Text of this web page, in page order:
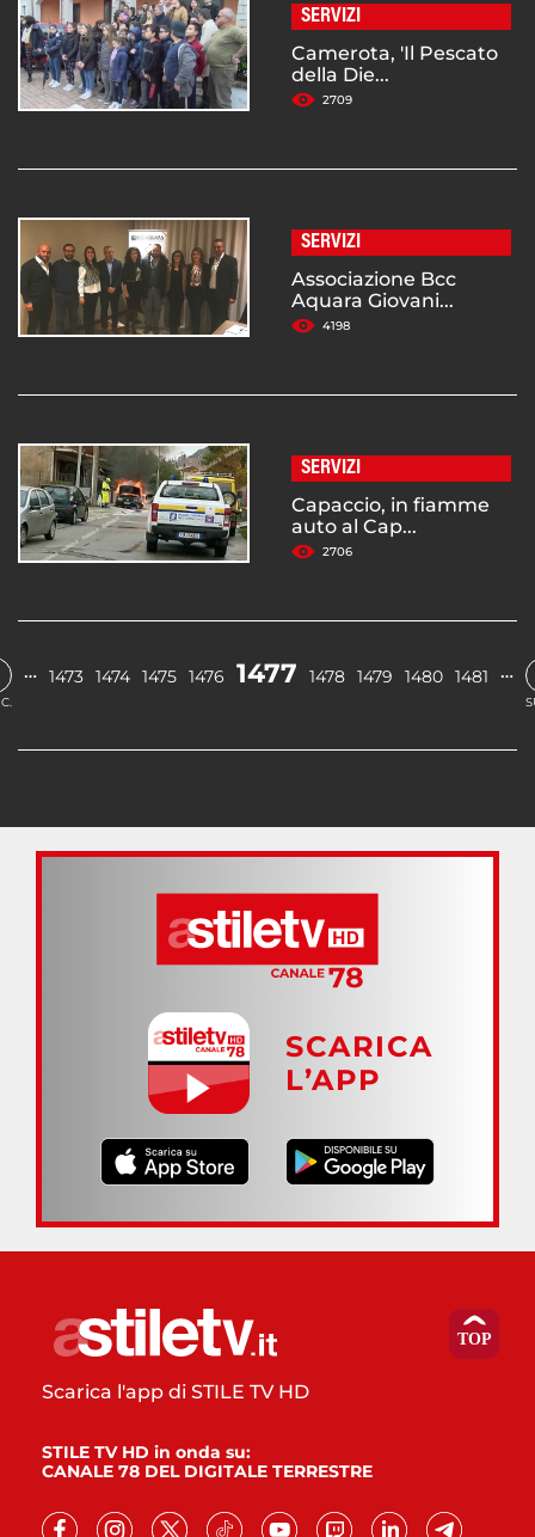
SERVIZI
Camerota, 'Il Pescato
della Die...
2709
SERVIZI
Associazione Bcc
Aquara Giovani...
4198
SERVIZI
Capaccio, in fiamme
auto al Cap...
2706
… 1473 1474 1475 1476 1477 1478 1479 1480 1481 …
SCARICA
L’APP
Scarica l'app di STILE TV HD
STILE TV HD in onda su:
CANALE 78 DEL DIGITALE TERRESTRE